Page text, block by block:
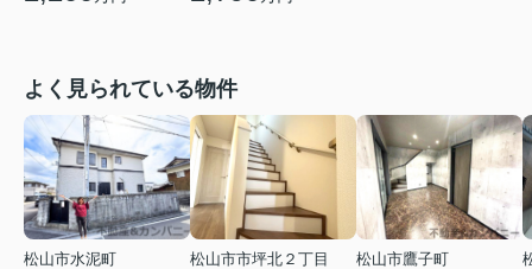
よく見られている物件
松山市水泥町
松山市市坪北２丁目
松山市鷹子町